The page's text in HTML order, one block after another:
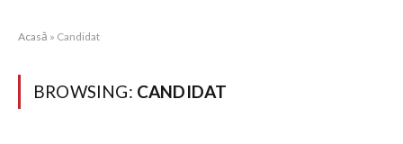
Acasă » Candidat
BROWSING: CANDIDAT